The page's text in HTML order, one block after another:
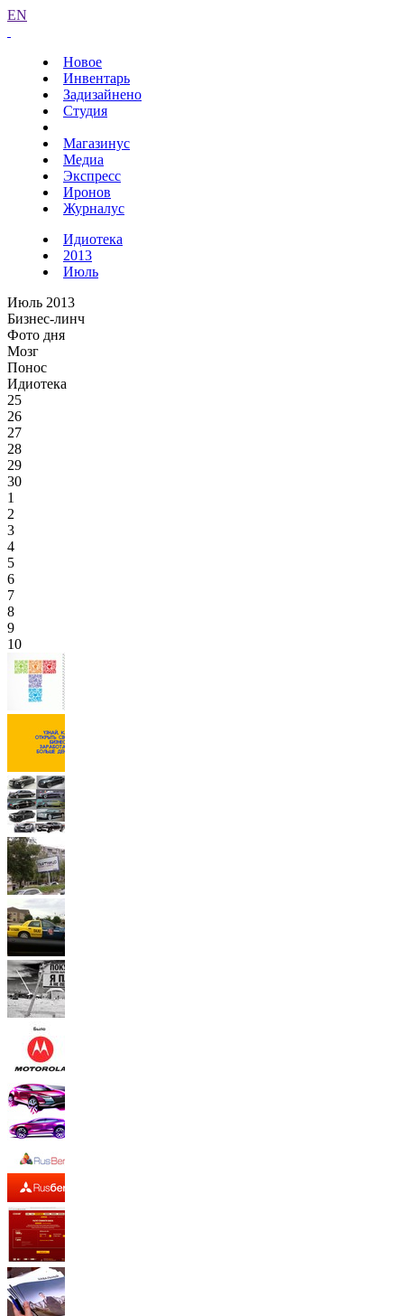
EN
Новое
Инвентарь
Задизайнено
Студия
Магазинус
Медиа
Экспресс
Иронов
Журналус
Идиотека
2013
Июль
Июль 2013
Бизнес-линч
Фото дня
Мозг
Понос
Идиотека
25
26
27
28
29
30
1
2
3
4
5
6
7
8
9
10